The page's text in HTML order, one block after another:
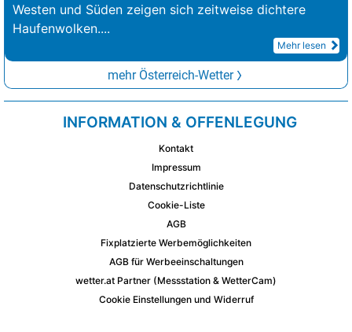
Westen und Süden zeigen sich zeitweise dichtere
Haufenwolken....
Mehr lesen
mehr Österreich-Wetter
INFORMATION & OFFENLEGUNG
Kontakt
Impressum
Datenschutzrichtlinie
Cookie-Liste
AGB
Fixplatzierte Werbemöglichkeiten
AGB für Werbeeinschaltungen
wetter.at Partner (Messstation & WetterCam)
Cookie Einstellungen und Widerruf